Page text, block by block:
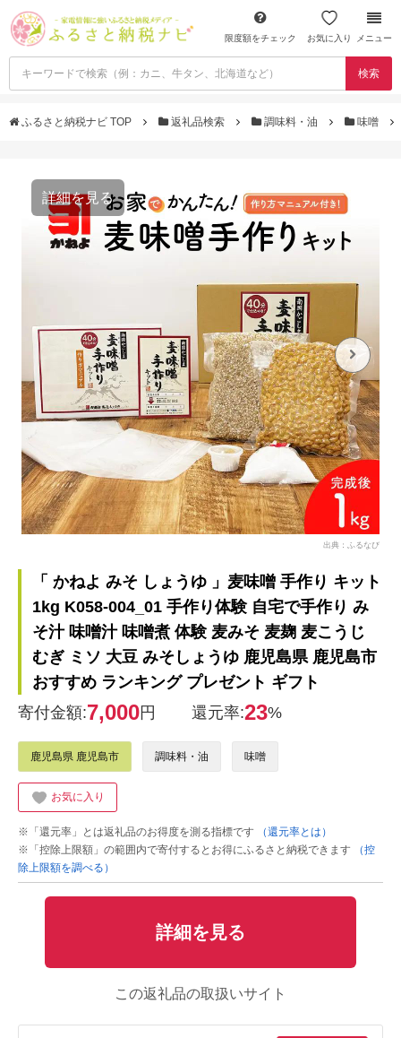
限度額をチェック お気に入り メニュー
検索
ふるさと納税ナビ TOP 返礼品検索 調味料・油 味噌
詳細を見る
出典：ふるなび
「 かねよ みそ しょうゆ 」麦味噌 手作り キット
1kg K058-004_01 手作り体験 自宅で手作り み
そ汁 味噌汁 味噌煮 体験 麦みそ 麦麹 麦こうじ
むぎ ミソ 大豆 みそしょうゆ 鹿児島県 鹿児島市
おすすめ ランキング プレゼント ギフト
寄付金額:7,000円 還元率:23%
鹿児島県 鹿児島市 調味料・油 味噌
お気に入り
※「還元率」とは返礼品のお得度を測る指標です
（還元率とは）
※「控除上限額」の範囲内で寄付するとお得にふるさと納税できます
（控
除上限額を調べる）
詳細を見る
この返礼品の取扱いサイト